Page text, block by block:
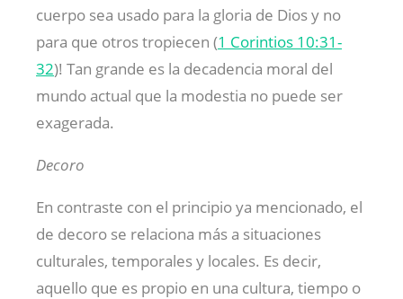
cuerpo sea usado para la gloria de Dios y no
para que otros tropiecen (1 Corintios 10:31-
32)! Tan grande es la decadencia moral del
mundo actual que la modestia no puede ser
exagerada.
Decoro
En contraste con el principio ya mencionado, el
de decoro se relaciona más a situaciones
culturales, temporales y locales. Es decir,
aquello que es propio en una cultura, tiempo o